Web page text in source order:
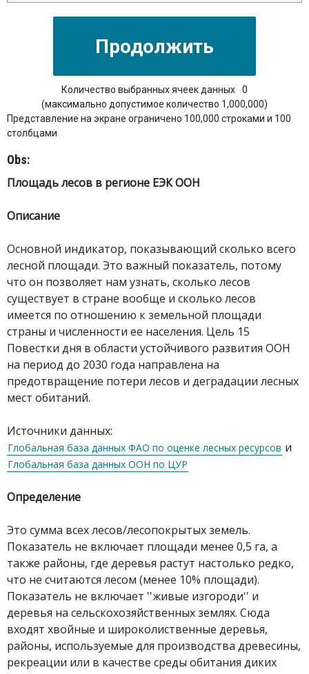
Количество выбранных ячеек данных
0
(максимально допустимое количество 1,000,000)
Представление на экране ограничено 100,000 строками и 100
столбцами
Obs:
Площадь лесов в регионе ЕЭК ООН
Описание
Основной индикатор, показывающий сколько всего
лесной площади. Это важный показатель, потому
что он позволяет нам узнать, сколько лесов
существует в стране вообще и сколько лесов
имеется по отношению к земельной площади
страны и численности ее населения. Цель 15
Повестки дня в области устойчивого развития ООН
на период до 2030 года направлена на
предотвращение потери лесов и деградации лесных
мест обитаний.
Источники данных:
Глобальная база данных ФАО по оценке лесных ресурсов и
Глобальная база данных ООН по ЦУР
Определение
Это сумма всех лесов/лесопокрытых земель.
Показатель не включает площади менее 0,5 га, а
также районы, где деревья растут настолько редко,
что не считаются лесом (менее 10% площади).
Показатель не включает ''живые изгороди'' и
деревья на сельскохозяйственных землях. Сюда
входят хвойные и широколиственные деревья,
районы, используемые для производства древесины,
рекреации или в качестве среды обитания диких